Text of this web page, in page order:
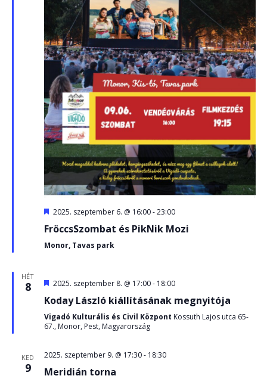
Kiemelt
2025. szeptember 6. @ 16:00-23:00
FröccsSzombat és PikNik Mozi
Monor, Tavas park
HÉT
8 Kiemelt
2025. szeptember 8. @ 17:00- 18:00
Koday László kiállításának megnyitója
Vigadó Kulturális és Civil Központ Kossuth Lajos utca 65-
67., Monor, Pest, Magyarország
KED
9
2025. szeptember 9. @ 17:30- 18:30
Meridián torna